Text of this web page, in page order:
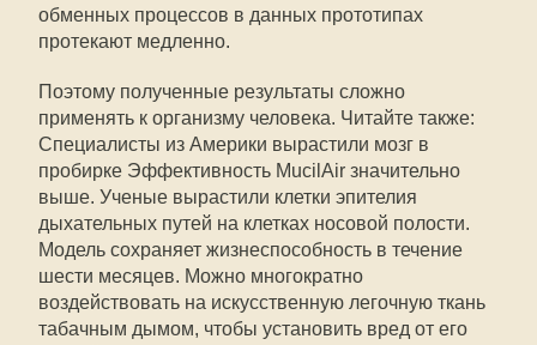
обменных процессов в данных прототипах
протекают медленно.
Поэтому полученные результаты сложно
применять к организму человека. Читайте также:
Специалисты из Америки вырастили мозг в
пробирке Эффективность MucilAir значительно
выше. Ученые вырастили клетки эпителия
дыхательных путей на клетках носовой полости.
Модель сохраняет жизнеспособность в течение
шести месяцев. Можно многократно
воздействовать на искусственную легочную ткань
табачным дымом, чтобы установить вред от его